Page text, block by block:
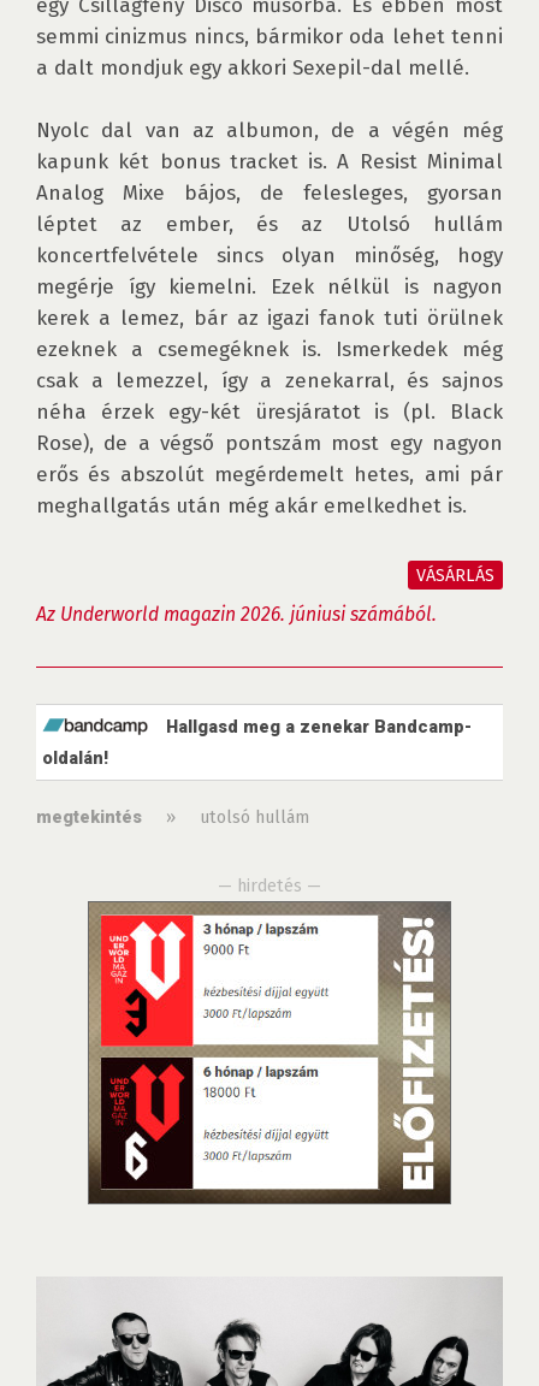
egy Csillagfény Disco műsorba. És ebben most
semmi cinizmus nincs, bármikor oda lehet tenni
a dalt mondjuk egy akkori Sexepil-dal mellé.
Nyolc dal van az albumon, de a végén még
kapunk két bonus tracket is. A Resist Minimal
Analog Mixe bájos, de felesleges, gyorsan
léptet az ember, és az Utolsó hullám
koncertfelvétele sincs olyan minőség, hogy
megérje így kiemelni. Ezek nélkül is nagyon
kerek a lemez, bár az igazi fanok tuti örülnek
ezeknek a csemegéknek is. Ismerkedek még
csak a lemezzel, így a zenekarral, és sajnos
néha érzek egy-két üresjáratot is (pl. Black
Rose), de a végső pontszám most egy nagyon
erős és abszolút megérdemelt hetes, ami pár
meghallgatás után még akár emelkedhet is.
VÁSÁRLÁS
Az Underworld magazin 2026. júniusi számából.
Hallgasd meg a zenekar Bandcamp-
oldalán!
megtekintés » utolsó hullám
— hirdetés —